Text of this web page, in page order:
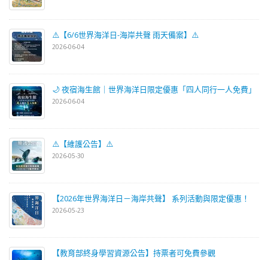
⚠️【6/6世界海洋日-海岸共聲 雨天備案】⚠️
2026-06-04
🌙 夜宿海生館｜世界海洋日限定優惠「四人同行一人免費」
2026-06-04
⚠️【維護公告】⚠️
2026-05-30
【2026年世界海洋日－海岸共聲】 系列活動與限定優惠！
2026-05-23
【教育部終身學習資源公告】持票者可免費參觀